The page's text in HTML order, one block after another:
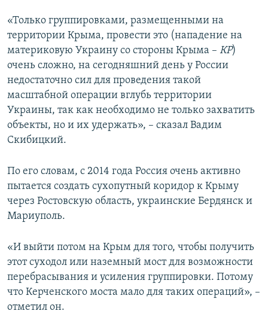
«Только группировками, размещенными на
территории Крыма, провести это (нападение на
материковую Украину со стороны Крыма – КР)
очень сложно, на сегодняшний день у России
недостаточно сил для проведения такой
масштабной операции вглубь территории
Украины, так как необходимо не только захватить
объекты, но и их удержать», – сказал Вадим
Скибицкий.
По его словам, с 2014 года Россия очень активно
пытается создать сухопутный коридор к Крыму
через Ростовскую область, украинские Бердянск и
Мариуполь.
«И выйти потом на Крым для того, чтобы получить
этот суходол или наземный мост для возможности
перебрасывания и усиления группировки. Потому
что Керченского моста мало для таких операций», –
отметил он.